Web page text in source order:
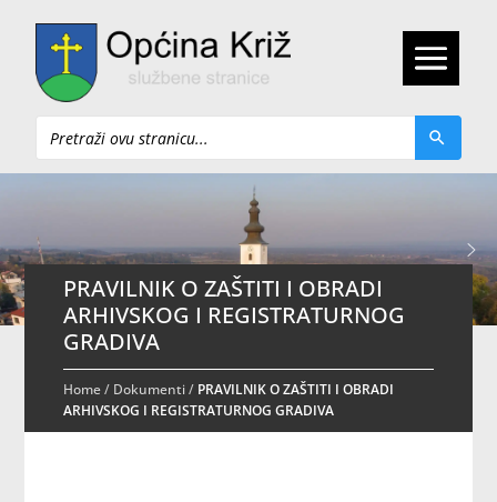
Pretraži
PRAVILNIK O ZAŠTITI I OBRADI
ARHIVSKOG I REGISTRATURNOG
GRADIVA
Home/ Dokumenti/ PRAVILNIK O ZAŠTITI I OBRADI
ARHIVSKOG I REGISTRATURNOG GRADIVA